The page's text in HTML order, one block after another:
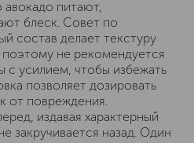
питают,
блеск. Совет по
состав делает текстуру
не рекомендуется
с усилием, чтобы избежать
позволяет дозировать
от повреждения.
издавая характерный
закручивается назад. Один